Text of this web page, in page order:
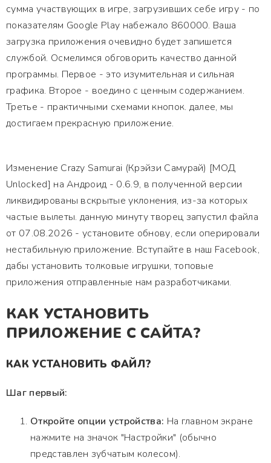
сумма участвующих в игре, загрузивших себе игру - по
показателям Google Play набежало 860000. Ваша
загрузка приложения очевидно будет запишется
службой. Осмелимся обговорить качество данной
программы. Первое - это изумительная и сильная
графика. Второе - воедино с ценным содержанием.
Третье - практичными схемами кнопок. далее, мы
достигаем прекрасную приложение.
Изменение Crazy Samurai (Крэйзи Самурай) [МОД
Unlocked] на Андроид - 0.6.9, в полученной версии
ликвидированы вскрытые уклонения, из-за которых
частые вылеты. данную минуту творец запустил файла
от 07.08.2026 - установите обнову, если оперировали
нестабильную приложение. Вступайте в наш Facebook,
дабы установить толковые игрушки, топовые
приложения отправленные нам разработчиками.
КАК УСТАНОВИТЬ
ПРИЛОЖЕНИЕ С САЙТА?
КАК УСТАНОВИТЬ ФАЙЛ?
Шаг первый:
Откройте опции устройства: На главном экране
нажмите на значок "Настройки" (обычно
представлен зубчатым колесом).